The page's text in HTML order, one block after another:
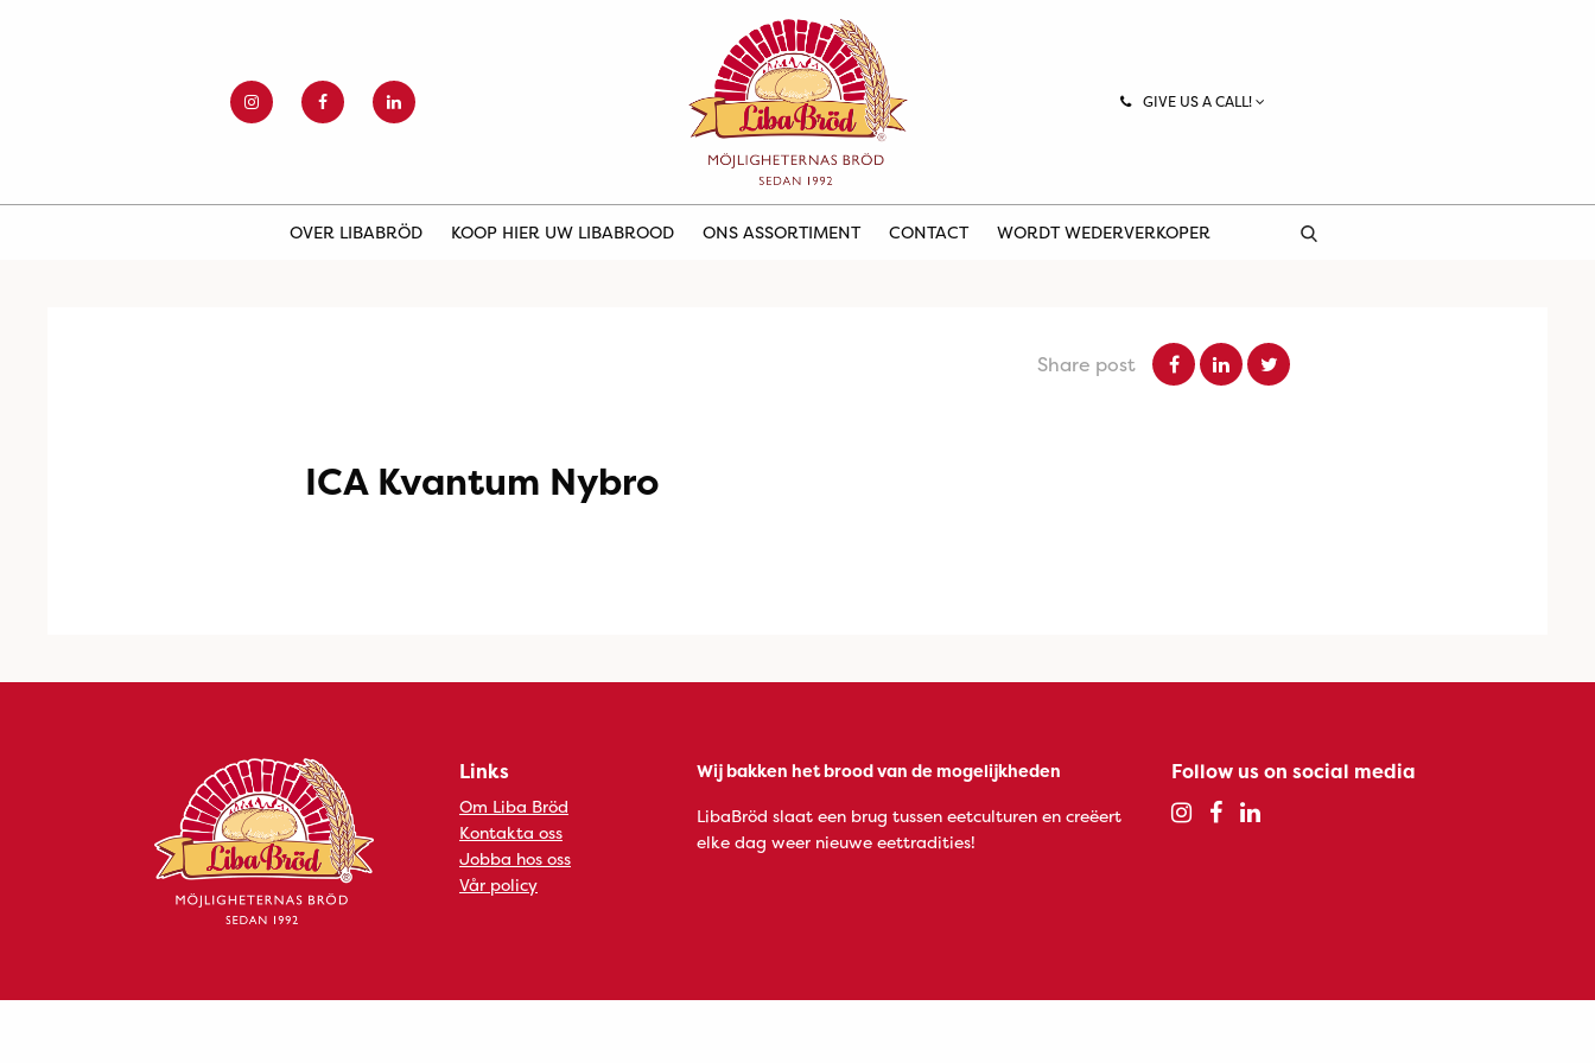
GIVE US A CALL!
OVER LIBABRÖD KOOP HIER UW LIBABROOD ONS ASSORTIMENT CONTACT WORDT WEDERVERKOPER
Share post
ICA Kvantum Nybro
Links
Om Liba Bröd
Kontakta oss
Jobba hos oss
Vår policy
Wij bakken het brood van de mogelijkheden
LibaBröd slaat een brug tussen eetculturen en creëert
elke dag weer nieuwe eettradities!
Follow us on social media